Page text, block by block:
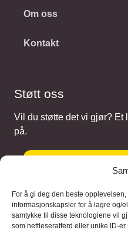
For å gi deg den beste
informasjonskapsler for å lagre og/
samtykke til disse teknologiene vil
som nettleseratferd eller unike ID-
Om oss
Kontakt
Støtt oss
Vil du støtte det vi gjør? Et
på.
Gi et bidrag
Samarbeidspartnere